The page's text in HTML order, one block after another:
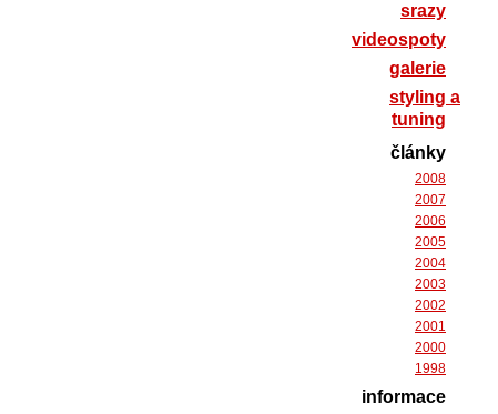
srazy
videospoty
galerie
styling a
tuning
články
2008
2007
2006
2005
2004
2003
2002
2001
2000
1998
informace